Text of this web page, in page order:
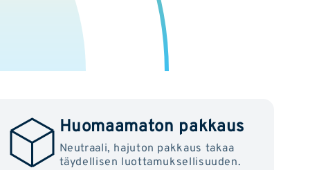
Huomaamaton pakkaus
Neutraali, hajuton pakkaus takaa
täydellisen luottamuksellisuuden.